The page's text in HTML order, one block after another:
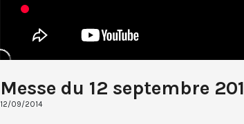
Messe du 12 septembre
12/09/2014